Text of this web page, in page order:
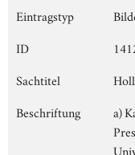
Eintragstyp
ID
Sachtitel
Beschriftung
a)